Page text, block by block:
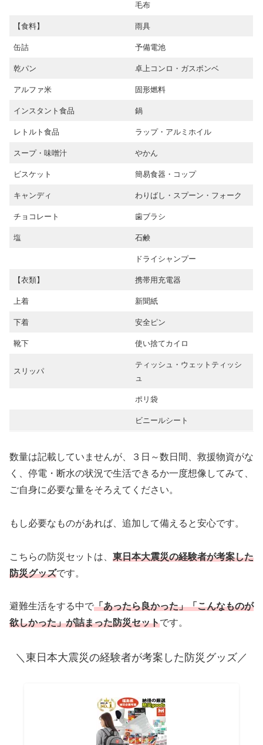
毛布
【食料】 雨具
缶詰 予備電池
乾パン 卓上コンロ・ガスボンベ
アルファ米 固形燃料
インスタント食品 鍋
レトルト食品 ラップ・アルミホイル
スープ・味噌汁 やかん
ビスケット 簡易食器・コップ
キャンディ わりばし・スプーン・フォーク
チョコレート 歯ブラシ
塩 石鹸
ドライシャンプー
【衣類】 携帯用充電器
上着 新聞紙
下着 安全ピン
靴下 使い捨てカイロ
スリッパ
ティッシュ・ウェットティッシ
ュ
ポリ袋
ビニールシート
数量は記載していませんが、３日～数日間、救援物資がな
く、停電・断水の状況で生活できるか一度想像してみて、
ご自身に必要な量をそろえてください。
もし必要なものがあれば、追加して備えると安心です。
こちらの防災セットは、 東日本大震災の経験者が考案した
防災グッズです。
避難生活をする中で「あったら良かった」「こんなものが
欲しかった」が詰まった防災セットです。
＼東日本大震災の経験者が考案した防災グッズ／